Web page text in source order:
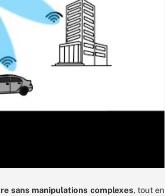
sans manipulations complexes, tout en